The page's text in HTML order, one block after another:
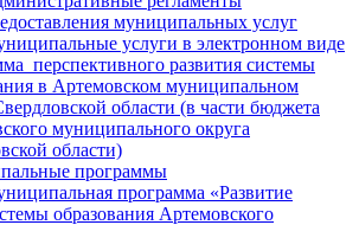
муниципальных услуг
услуги в электронном виде
перспективного развития системы
в Артемовском муниципальном
области (в части бюджета
муниципального округа
области)
программы
программа «Развитие
образования Артемовского